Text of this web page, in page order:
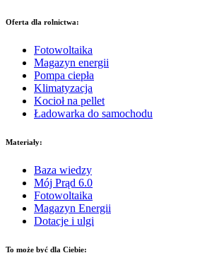
Oferta dla rolnictwa:
Fotowoltaika
Magazyn energii
Pompa ciepła
Klimatyzacja
Kocioł na pellet
Ładowarka do samochodu
Materiały:
Baza wiedzy
Mój Prąd 6.0
Fotowoltaika
Magazyn Energii
Dotacje i ulgi
To może być dla Ciebie: